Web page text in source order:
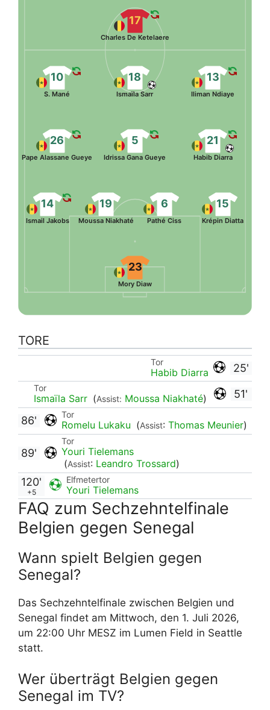
17
Charles De Ketelaere
23
Mory Diaw
14
Ismail Jakobs
19
Moussa Niakhaté
6
Pathé Ciss
15
Krépin Diatta
26
Pape Alassane Gueye
5
Idrissa Gana Gueye
21
Habib Diarra
10
S. Mané
18
Ismaïla Sarr
13
Iliman Ndiaye
TORE
25'
Tor
Habib Diarra
51'
Tor
Ismaïla Sarr (Assist: Moussa Niakhaté)
Tor
Romelu Lukaku (Assist: Thomas Meunier)
86'
Tor
Youri Tielemans
(Assist: Leandro Trossard)
89'
Elfmetertor
Youri Tielemans
120'
+5
FAQ zum Sechzehntelfinale
Belgien gegen Senegal
Wann spielt Belgien gegen
Senegal?
Das Sechzehntelfinale zwischen Belgien und
Senegal findet am Mittwoch, den 1. Juli 2026,
um 22:00 Uhr MESZ im Lumen Field in Seattle
statt.
Wer überträgt Belgien gegen
Senegal im TV?